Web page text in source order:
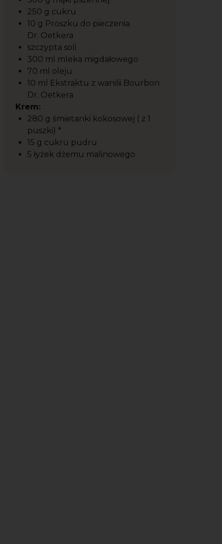
250 g cukru
10 g Proszku do pieczenia
Dr. Oetkera
szczypta soli
300 ml mleka migdałowego
70 ml oleju
10 ml Ekstraktu z wanilii Bourbon
Dr. Oetkera
Krem:
280 g śmietanki kokosowej ( z 1
puszki) *
15 g cukru pudru
5 łyżek dżemu malinowego